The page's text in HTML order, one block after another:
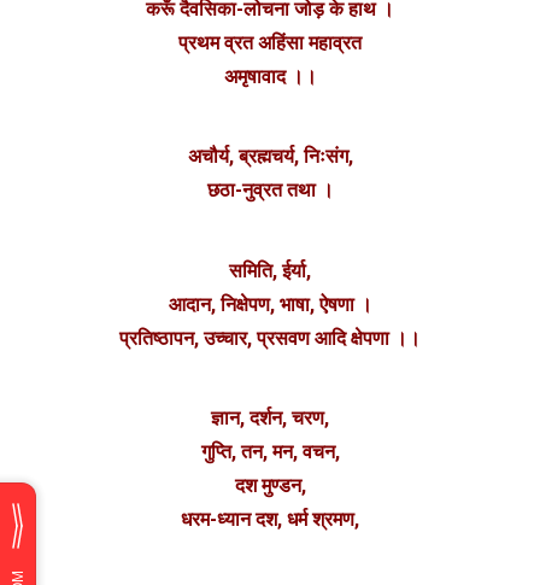
करूँ दैवसिका-लोचना जोड़ के हाथ ।
प्रथम व्रत अहिंसा महाव्रत
अमृषावाद ।।
अचौर्य, ब्रह्मचर्य, निःसंग,
छठा-नुव्रत तथा ।
समिति, ईर्या,
आदान, निक्षेपण, भाषा, ऐषणा ।
प्रतिष्ठापन, उच्चार, प्रसवण आदि क्षेपणा ।।
ज्ञान, दर्शन, चरण,
गुप्ति, तन, मन, वचन,
दश मुण्डन,
धरम-ध्यान दश, धर्म श्रमण,